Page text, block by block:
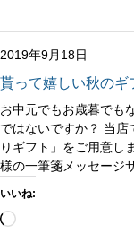
み
中…
2019年9月18日
貰って嬉しい秋のギ
お中元でもお歳暮でも
ではないですか？ 当店
りギフト」をご用意し
様の一筆箋メッセージ
いいね:
読